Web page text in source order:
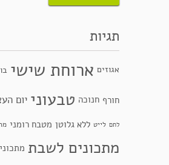
תגיות
אגוזים ארוחת שישי
חורף חנוכה טבעוני יום
לחם לייט ללא גלוטן מטבח רומני
מתכונים לשבת